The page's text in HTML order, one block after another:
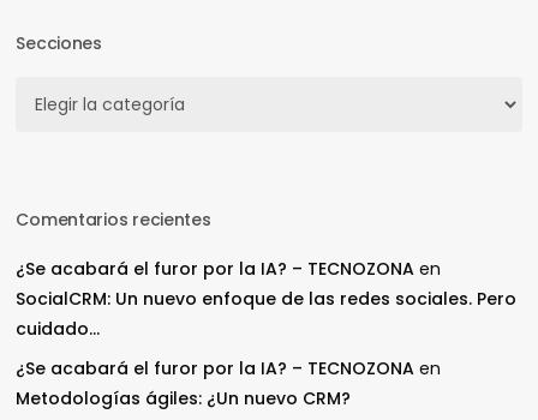
Secciones
Comentarios recientes
¿Se acabará el furor por la IA? – TECNOZONA en
SocialCRM: Un nuevo enfoque de las redes sociales. Pero
cuidado…
¿Se acabará el furor por la IA? – TECNOZONA en
Metodologías ágiles: ¿Un nuevo CRM?